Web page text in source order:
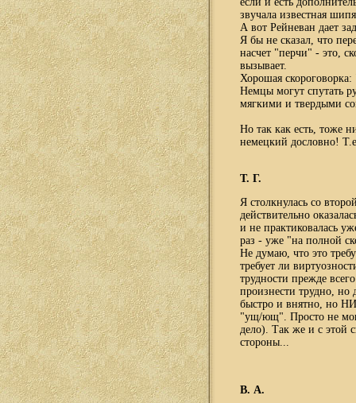
звучала известная
А вот Рейневан дает
Я бы не сказал, что
насчет "перчи" - это,
вызывает.
Хорошая
Немцы могут спутать
мягкими и твердыми
Но так как есть, тоже
немецкий дословно!
Т. Г.
Я столкнулась со
действительно
и не практиковалась
раз - уже "на полной
Не думаю, что это
требует ли
трудности прежде
произнести трудно,
быстро и внятно, но
"ущ/ющ". Просто не мог
дело). Так же и с этой
стороны...
В. А.